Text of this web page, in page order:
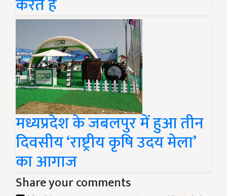
करते हैं
मध्यप्रदेश के जबलपुर में हुआ तीन
दिवसीय ‘राष्ट्रीय कृषि उदय मेला’
का आगाज
Share your comments